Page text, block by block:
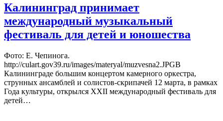
Калининград принимает
международный музыкальный
фестиваль для детей и юношества
Фото: Е. Чепинога.
http://culart.gov39.ru/images/materyal/muzvesna2.JPGВ
Калининграде большим концертом камерного оркестра,
струнных ансамблей и солистов-скрипачей 12 марта, в рамках
Года культуры, открылся XXII международный фестиваль для
детей…